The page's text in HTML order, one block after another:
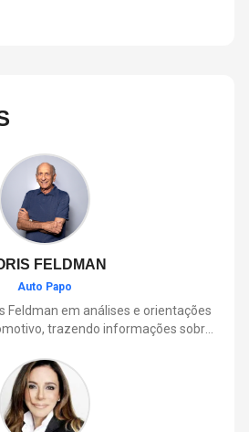
venda para clientes Nubank acontece
a venda geral começa no dia 6.
FELDMAN
Auto Papo
Feldman em análises e orientações
trazendo informações sobre
o dia a dia dos motoristas.